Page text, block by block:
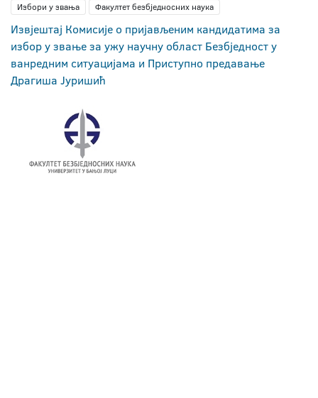
Избори у звања Факултет безбједносних наука
Извјештај Комисије о пријављеним кандидатима за
избор у звање за ужу научну област Безбједност у
ванредним ситуацијама и Приступно предавање
Драгиша Јуришић